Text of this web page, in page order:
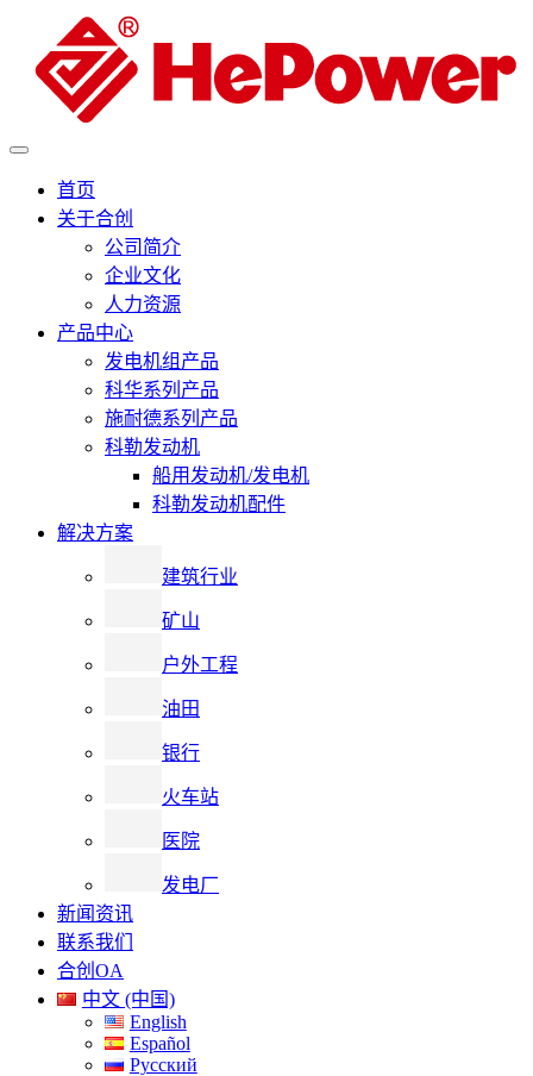
首页
关于合创
公司简介
企业文化
人力资源
产品中心
发电机组产品
科华系列产品
施耐德系列产品
科勒发动机
船用发动机/发电机
科勒发动机配件
解决方案
建筑行业
矿山
户外工程
油田
银行
火车站
医院
发电厂
新闻资讯
联系我们
合创OA
中文 (中国)
English
Español
Русский